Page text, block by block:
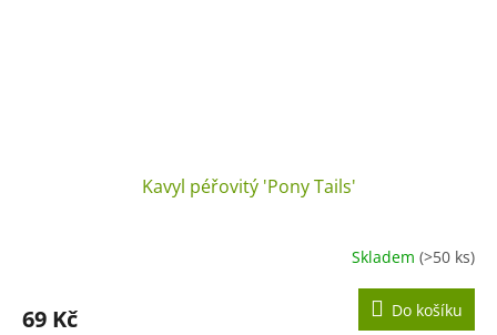
Kavyl péřovitý 'Pony Tails'
Skladem (>50 ks)
69 Kč Do košíku